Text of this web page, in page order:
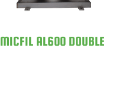
MICFIL AL600 DOUBLE